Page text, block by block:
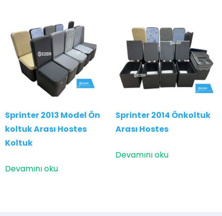
Sprinter 2013 Model Ön
koltuk Arası Hostes
Koltuk
Devamını oku
Sprinter 2014 Önkoltuk
Arası Hostes
Devamını oku